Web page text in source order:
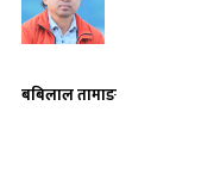
बबिलाल तामाङ